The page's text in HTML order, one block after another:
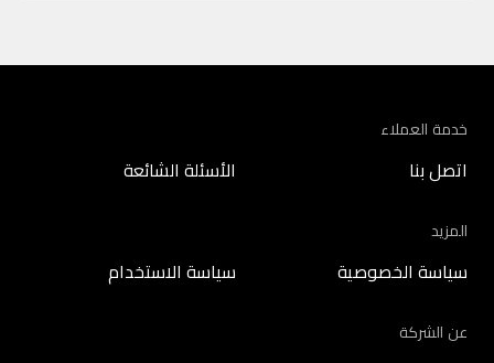
خدمة العملاء
اتصل بنا الأسئلة الشائعة
المزيد
سياسة الخصوصية سياسة الاستخدام
عن الشركة